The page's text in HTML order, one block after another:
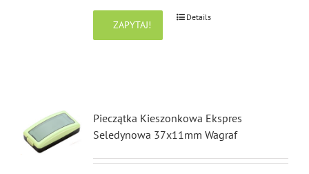
ZAPYTAJ!
Details
Pieczątka Kieszonkowa Ekspres
Seledynowa 37x11mm Wagraf